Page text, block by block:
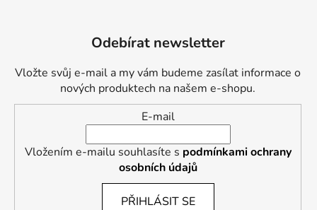
Odebírat newsletter
Vložte svůj e-mail a my vám budeme zasílat informace o
nových produktech na našem e-shopu.
E-mail
Vložením e-mailu souhlasíte s podmínkami ochrany
osobních údajů
PŘIHLÁSIT SE